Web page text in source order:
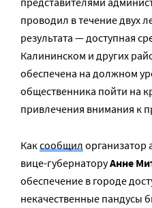
проводил в течение двух
результата — доступная
Калининском и других
обеспечена на должном
общественника пойти на
привлечения внимания к
Каксообщил
вице-губернаторуАнне
обеспечение в городе
некачественные пандусы